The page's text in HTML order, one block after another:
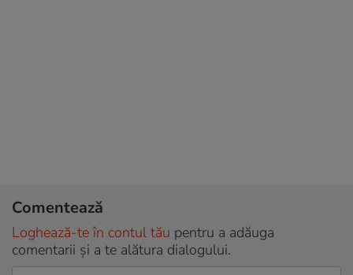
Comentează
Loghează-te în contul tău pentru a adăuga
comentarii și a te alătura dialogului.